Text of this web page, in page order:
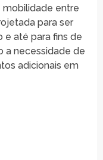
mobilidade entre
para ser
e até para fins de
a necessidade de
adicionais em